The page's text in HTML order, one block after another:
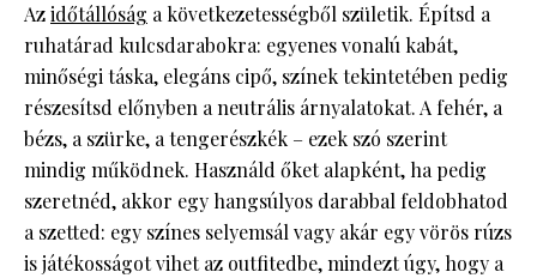
Azidőtállóság a következetességből születik. Építsd a
ruhatárad kulcsdarabokra: egyenes vonalú kabát,
minőségi táska, elegáns cipő, színek tekintetében pedig
részesítsd előnyben a neutrális árnyalatokat. A fehér, a
bézs, a szürke, a tengerészkék – ezek szó szerint
mindig működnek. Használd őket alapként, ha pedig
szeretnéd, akkor egy hangsúlyos darabbal feldobhatod
a szetted: egy színes selyemsál vagy akár egy vörös rúzs
is játékosságot vihet az outfitedbe, mindezt úgy, hogy a